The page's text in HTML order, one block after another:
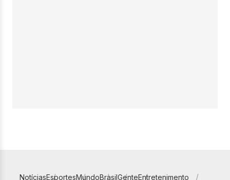
NotíciasEsportesMundoBrasilGenteEntretenimento